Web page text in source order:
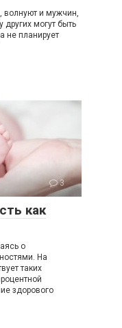
волнуют и мужчин,
могут быть
не планирует
3
как
о
На
таких
здорового